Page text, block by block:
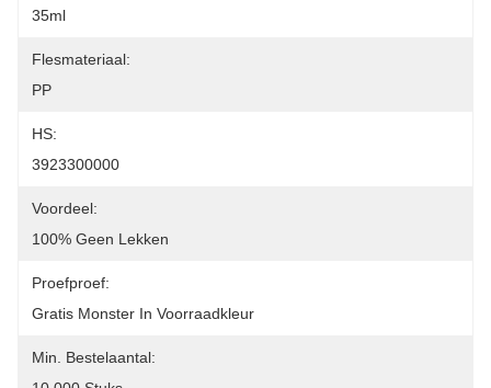
35ml
Flesmateriaal:
PP
HS:
3923300000
Voordeel:
100% Geen Lekken
Proefproef:
Gratis Monster In Voorraadkleur
Min. Bestelaantal: